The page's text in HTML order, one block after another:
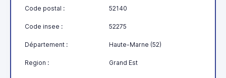
Code postal : 52140
Code insee : 52275
Département : Haute-Marne (52)
Region : Grand Est